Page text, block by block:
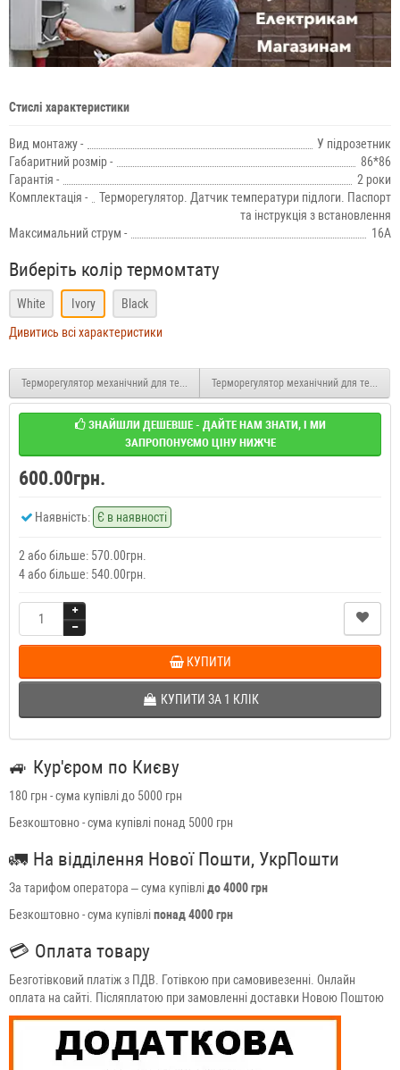
Стислі характеристики
Вид монтажу -
У підрозетник
Габаритний розмір -
86*86
Гарантія -
2 роки
Комплектація -
Терморегулятор. Датчик температури підлоги. Паспорт
та інструкція з встановлення
Максимальний струм -
16А
Виберіть колір термомтату
White Ivory
Black
Дивитись всі характеристики
Терморегулятор механічний для теплої підлоги Castle AC308H Білий
Терморегулятор механічний для теплої
ЗНАЙШЛИ ДЕШЕВШЕ - ДАЙТЕ НАМ ЗНАТИ, І МИ
ЗАПРОПОНУЄМО ЦІНУ НИЖЧЕ
600.00грн.
Наявність: Є в наявності
2 або більше: 570.00грн.
4 або більше: 540.00грн.
КУПИТИ
КУПИТИ ЗА 1 КЛIК
🚙 Кур'єром по Києву
180 грн - сума купівлі до 5000 грн
Безкоштовно - сума купівлі понад 5000 грн
🚛 На відділення Нової Пошти, УкрПошти
За тарифом оператора – сума купівлідо 4000 грн
Безкоштовно - сума купівліпонад 4000 грн
💳 Оплата товару
Безготівковий платіж з ПДВ. Готівкою при самовивезенні. Онлайн
оплата на сайті. Післяплатою при замовленні доставки Новою Поштою